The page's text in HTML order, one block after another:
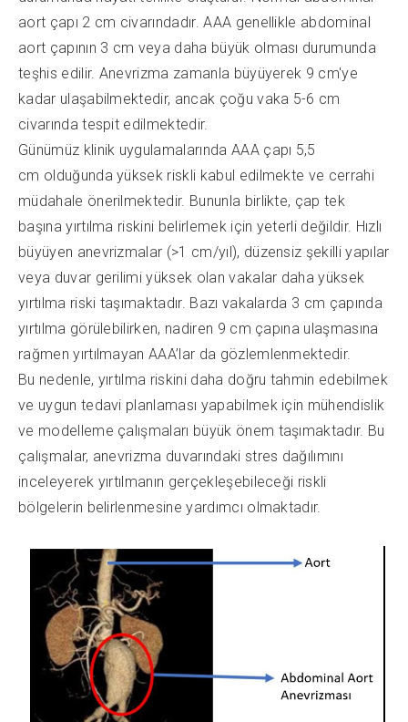
aort çapı 2 cm civarındadır. AAA genellikle abdominal
aort çapının 3 cm veya daha büyük olması durumunda
teşhis edilir. Anevrizma zamanla büyüyerek 9 cm'ye
kadar ulaşabilmektedir, ancak çoğu vaka 5-6 cm
civarında tespit edilmektedir.
Günümüz klinik uygulamalarında AAA çapı 5,5
cm olduğunda yüksek riskli kabul edilmekte ve cerrahi
müdahale önerilmektedir. Bununla birlikte, çap tek
başına yırtılma riskini belirlemek için yeterli değildir. Hızlı
büyüyen anevrizmalar (>1 cm/yıl), düzensiz şekilli yapılar
veya duvar gerilimi yüksek olan vakalar daha yüksek
yırtılma riski taşımaktadır. Bazı vakalarda 3 cm çapında
yırtılma görülebilirken, nadiren 9 cm çapına ulaşmasına
rağmen yırtılmayan AAA’lar da gözlemlenmektedir.
Bu nedenle, yırtılma riskini daha doğru tahmin edebilmek
ve uygun tedavi planlaması yapabilmek için mühendislik
ve modelleme çalışmaları büyük önem taşımaktadır. Bu
çalışmalar, anevrizma duvarındaki stres dağılımını
inceleyerek yırtılmanın gerçekleşebileceği riskli
bölgelerin belirlenmesine yardımcı olmaktadır.